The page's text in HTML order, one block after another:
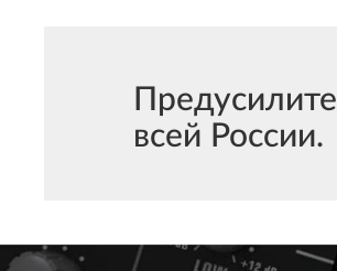
всей России.